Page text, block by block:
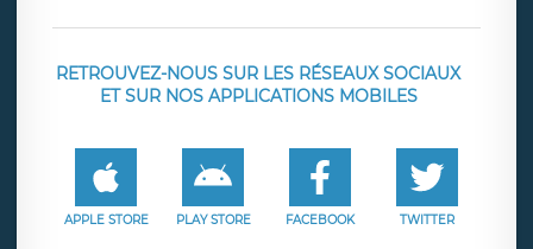
RETROUVEZ-NOUS SUR LES RÉSEAUX SOCIAUX
ET SUR NOS APPLICATIONS MOBILES
APPLE STORE PLAY STORE FACEBOOK TWITTER